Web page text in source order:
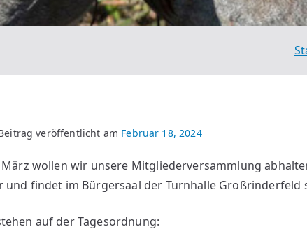
veröffentlicht am Februar 18, 2024
März wollen wir unsere Mitgliederversammlung
und findet im Bürgersaal der Turnhalle Großrinderfeld
auf der Tagesordnung: